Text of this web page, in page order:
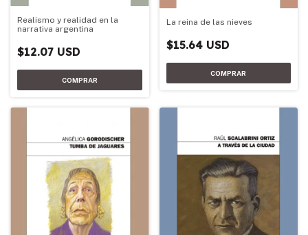
Realismo y realidad en la
narrativa argentina
$12.07 USD
La reina de las nieves
$15.64 USD